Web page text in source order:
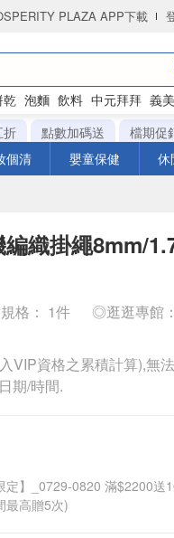
PLAZA APP下載
乾 泡麵 飲料 中元拜拜 義美
折 點數加碼送 檔期促
個清 嬰童保健 休
織掛繩8mm/
格： 1件 ◎逛逛專館：
VIP資格之累積計算),無
期/時間.
定】_0729-0820 滿$2200送
最高贈5次)